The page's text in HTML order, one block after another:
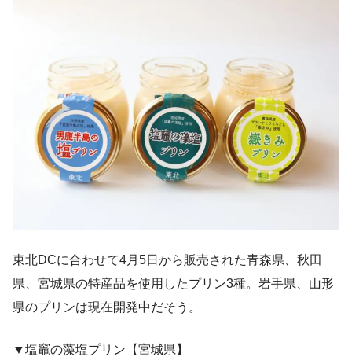
東北DCに合わせて4月5日から販売された青森県、秋田
県、宮城県の特産品を使用したプリン3種。岩手県、山形
県のプリンは現在開発中だそう。
▼塩竈の藻塩プリン【宮城県】